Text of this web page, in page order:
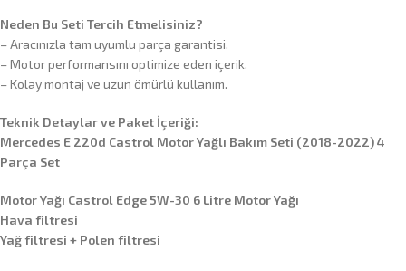
Neden Bu Seti Tercih Etmelisiniz?
– Aracınızla tam uyumlu parça garantisi.
– Motor performansını optimize eden içerik.
– Kolay montaj ve uzun ömürlü kullanım.
Teknik Detaylar ve Paket İçeriği:
Mercedes E 220d Castrol Motor Yağlı Bakım Seti (2018-2022) 4
Parça Set
Motor Yağı Castrol Edge 5W-30 6 Litre Motor Yağı
Hava filtresi
Yağ filtresi + Polen filtresi